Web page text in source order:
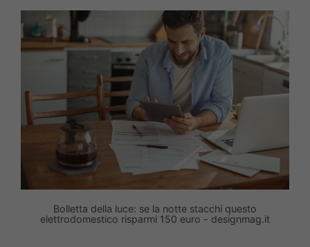
Bolletta della luce: se la notte stacchi questo
elettrodomestico risparmi 150 euro - designmag.it